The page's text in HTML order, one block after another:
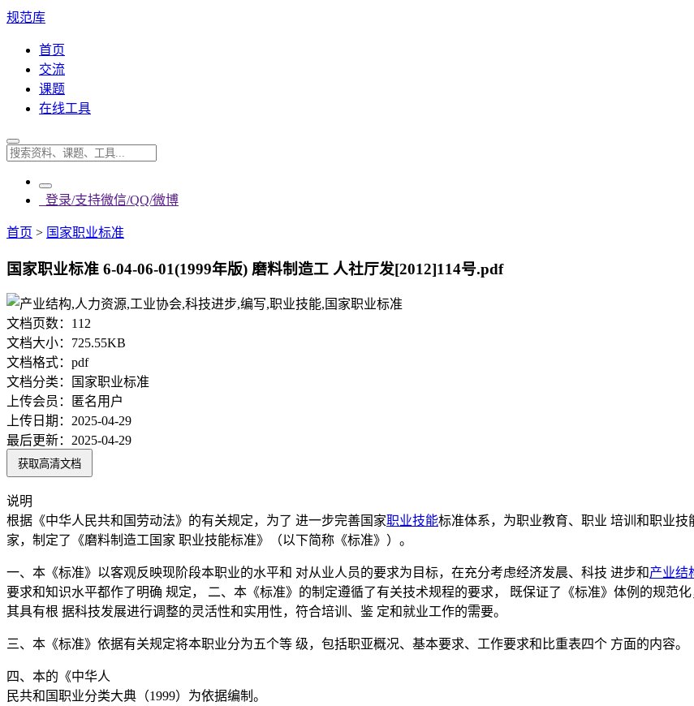
规范库
首页
交流
课题
在线工具
登录/支持微信/QQ/微博
首页 > 国家职业标准
国家职业标准 6-04-06-01(1999年版) 磨料制造工 人社厅发[2012]114号.pdf
文档页数： 112
文档大小： 725.55KB
文档格式： pdf
文档分类：
国家职业标准
上传会员：
匿名用户
上传日期： 2025-04-29
最后更新： 2025-04-29
获取高清文档
说明
根据《中华人民共和国劳动法》的有关规定，为了 进一步完善国家职业技能标准体系，为职业教育、职业 培训和职业技
家，制定了《磨料制造工国家 职业技能标准》（以下简称《标准》）。
一、本《标准》以客观反映现阶段本职业的水平和 对从业人员的要求为目标，在充分考虑经济发晨、科技 进步和产业结
要求和知识水平都作了明确 规定， 二、本《标准》的制定遵循了有关技术规程的要求， 既保证了《标准》体例的规范
其具有根 据科技发展进行调整的灵活性和实用性，符合培训、鉴 定和就业工作的需要。
三、本《标准》依据有关规定将本职业分为五个等 级，包括职亚概况、基本要求、工作要求和比重表四个 方面的内容。
四、本的《中华人
民共和国职业分类大典（1999）为依据编制。